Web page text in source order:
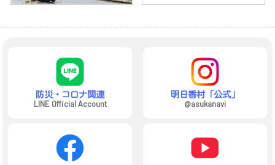
防災・コロナ関連
LINE Official Account
明日香村「公式」
@asukanavi